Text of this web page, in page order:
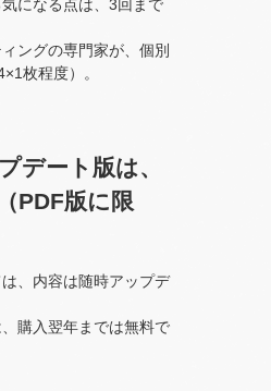
になる点は、3回まで
ングの専門家が、個別
枚程度）。
デート版は、
PDF版に限
、内容は随時アップデ
購入翌年までは無料で